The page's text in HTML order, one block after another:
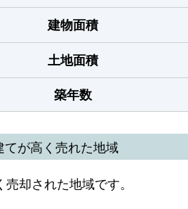
建物面積
土地面積
築年数
が高く売れた地域
却された地域です。